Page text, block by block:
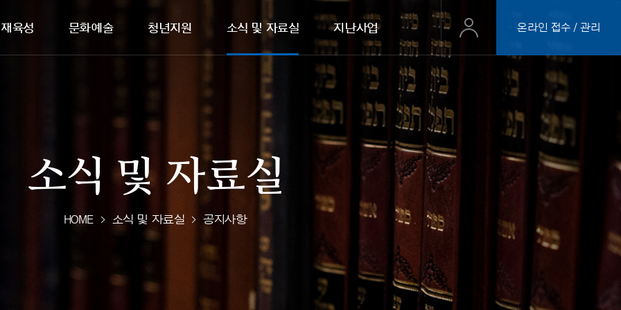
육성 문화예술 청년지원 소식및자료실 지난사업 온라인접수/관리
소식및자료실
HOME 소식및자료실 공지사항